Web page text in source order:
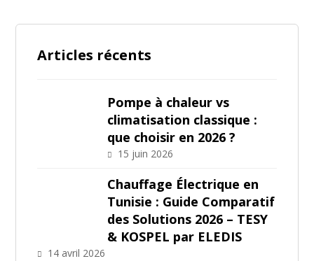
Articles récents
Pompe à chaleur vs
climatisation classique :
que choisir en 2026 ?
15 juin 2026
Chauffage Électrique en
Tunisie : Guide Comparatif
des Solutions 2026 – TESY
& KOSPEL par ELEDIS
14 avril 2026